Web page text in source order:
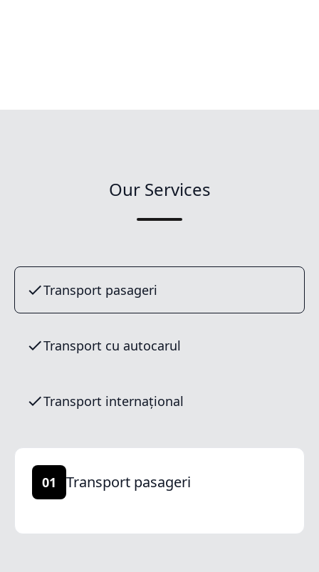
Our Services
Transport pasageri
Transport cu autocarul
Transport internațional
01 Transport pasageri